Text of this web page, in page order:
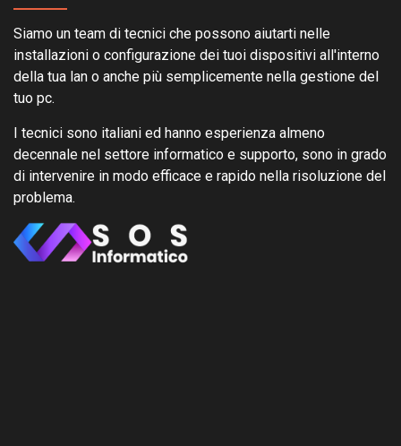
Siamo un team di tecnici che possono aiutarti nelle
installazioni o configurazione dei tuoi dispositivi all'interno
della tua lan o anche più semplicemente nella gestione del
tuo pc.
I tecnici sono italiani ed hanno esperienza almeno
decennale nel settore informatico e supporto, sono in grado
di intervenire in modo efficace e rapido nella risoluzione del
problema.